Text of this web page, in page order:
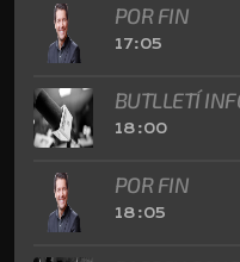
POR FIN
17:05
BUTLLETÍ
18:00
POR FIN
18:05